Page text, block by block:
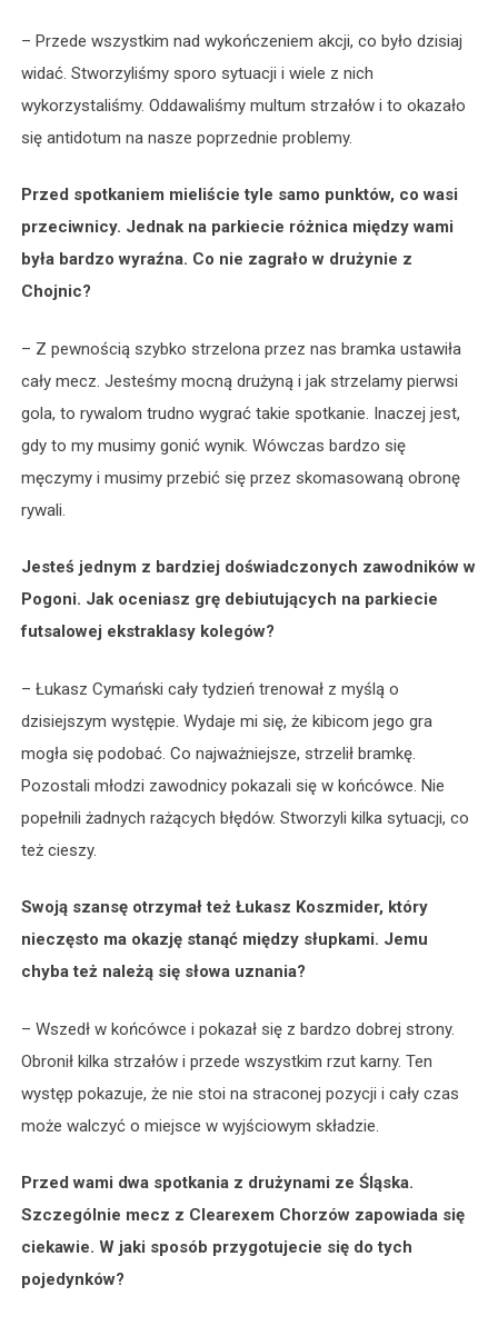
– Przede wszystkim nad wykończeniem akcji, co było dzisiaj
widać. Stworzyliśmy sporo sytuacji i wiele z nich
wykorzystaliśmy. Oddawaliśmy multum strzałów i to okazało
się antidotum na nasze poprzednie problemy.
Przed spotkaniem mieliście tyle samo punktów, co wasi
przeciwnicy. Jednak na parkiecie różnica między wami
była bardzo wyraźna. Co nie zagrało w drużynie z
Chojnic?
– Z pewnością szybko strzelona przez nas bramka ustawiła
cały mecz. Jesteśmy mocną drużyną i jak strzelamy pierwsi
gola, to rywalom trudno wygrać takie spotkanie. Inaczej jest,
gdy to my musimy gonić wynik. Wówczas bardzo się
męczymy i musimy przebić się przez skomasowaną obronę
rywali.
Jesteś jednym z bardziej doświadczonych zawodników w
Pogoni. Jak oceniasz grę debiutujących na parkiecie
futsalowej ekstraklasy kolegów?
– Łukasz Cymański cały tydzień trenował z myślą o
dzisiejszym występie. Wydaje mi się, że kibicom jego gra
mogła się podobać. Co najważniejsze, strzelił bramkę.
Pozostali młodzi zawodnicy pokazali się w końcówce. Nie
popełnili żadnych rażących błędów. Stworzyli kilka sytuacji, co
też cieszy.
Swoją szansę otrzymał też Łukasz Koszmider, który
nieczęsto ma okazję stanąć między słupkami. Jemu
chyba też należą się słowa uznania?
– Wszedł w końcówce i pokazał się z bardzo dobrej strony.
Obronił kilka strzałów i przede wszystkim rzut karny. Ten
występ pokazuje, że nie stoi na straconej pozycji i cały czas
może walczyć o miejsce w wyjściowym składzie.
Przed wami dwa spotkania z drużynami ze Śląska.
Szczególnie mecz z Clearexem Chorzów zapowiada się
ciekawie. W jaki sposób przygotujecie się do tych
pojedynków?